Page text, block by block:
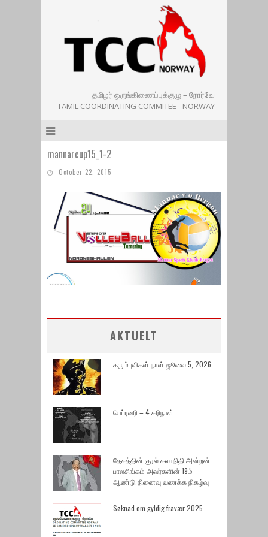
தமிழர் ஒருங்கிணைப்புக்குழு – நோர்வே
TAMIL COORDINATING COMMITEE - NORWAY
mannarcup15_1-2
October 22, 2015
AKTUELT
கரும்புலிகள் நாள் ஜூலை 5, 2026
பெப்ரவரி – 4 கரிநாள்
தேசத்தின் குரல் கலாநிதி அன்றன்
பாலசிங்கம் அவர்களின் 19ம்
ஆண்டு நினைவு வணக்க நிகழ்வு
Søknad om gyldig fravær 2025